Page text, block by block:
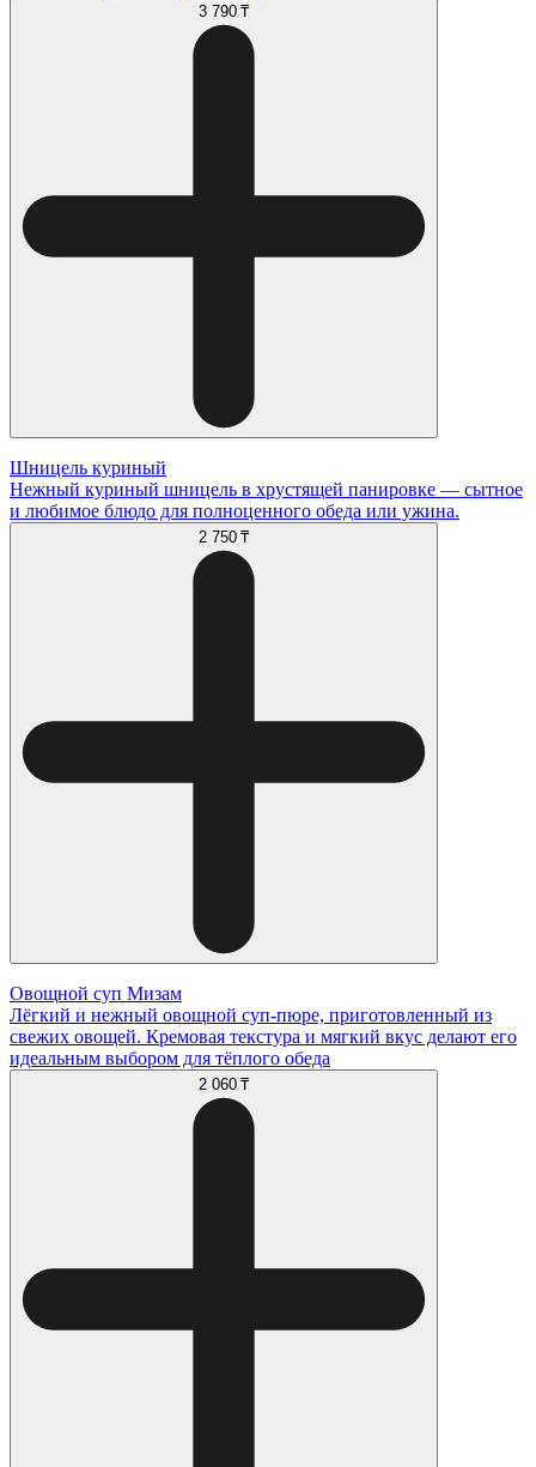
3 790 ₸
Шницель куриный
Нежный куриный шницель в хрустящей панировке — сытное
и любимое блюдо для полноценного обеда или ужина.
2 750 ₸
Овощной суп Мизам
Лёгкий и нежный овощной суп-пюре, приготовленный из
свежих овощей. Кремовая текстура и мягкий вкус делают его
идеальным выбором для тёплого обеда
2 060 ₸